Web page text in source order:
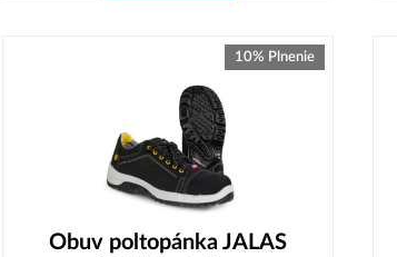
10% Plnenie
Obuv poltopánka JALAS